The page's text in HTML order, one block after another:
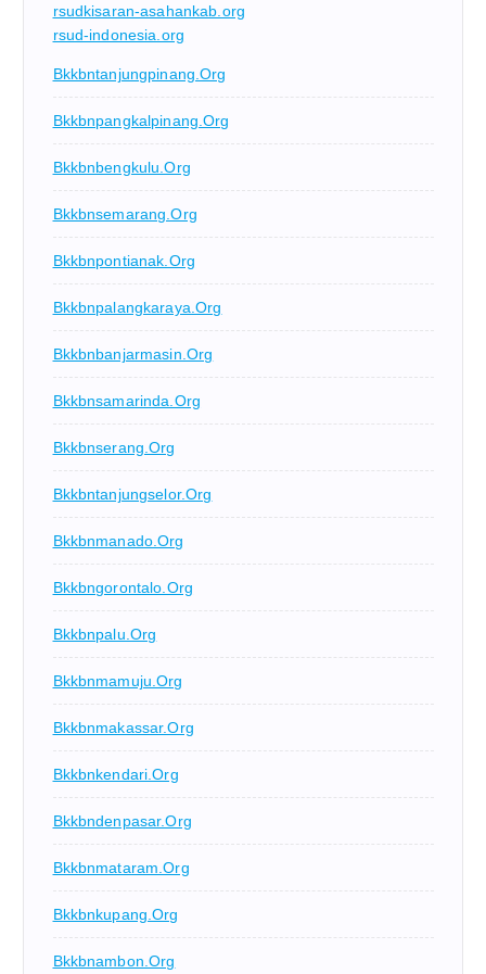
rsudkisaran-asahankab.org
rsud-indonesia.org
Bkkbntanjungpinang.org
Bkkbnpangkalpinang.org
Bkkbnbengkulu.org
Bkkbnsemarang.org
Bkkbnpontianak.org
Bkkbnpalangkaraya.org
Bkkbnbanjarmasin.org
Bkkbnsamarinda.org
Bkkbnserang.org
Bkkbntanjungselor.org
Bkkbnmanado.org
Bkkbngorontalo.org
Bkkbnpalu.org
Bkkbnmamuju.org
Bkkbnmakassar.org
Bkkbnkendari.org
Bkkbndenpasar.org
Bkkbnmataram.org
Bkkbnkupang.org
Bkkbnambon.org